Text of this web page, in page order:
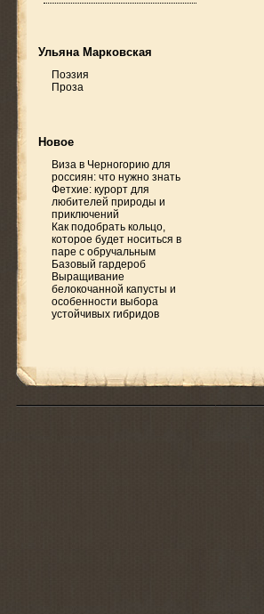
Ульяна Марковская
Поэзия
Проза
Новое
Виза в Черногорию для
россиян: что нужно знать
Фетхие: курорт для
любителей природы и
приключений
Как подобрать кольцо,
которое будет носиться в
паре с обручальным
Базовый гардероб
Выращивание
белокочанной капусты и
особенности выбора
устойчивых гибридов